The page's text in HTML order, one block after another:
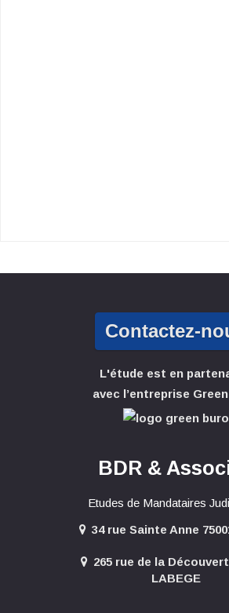
Contactez-
L'étude est en
avec l’entreprise
BDR &
Etudes de Mandataires
34 rue Sainte Anne
265 rue de la
LABEGE